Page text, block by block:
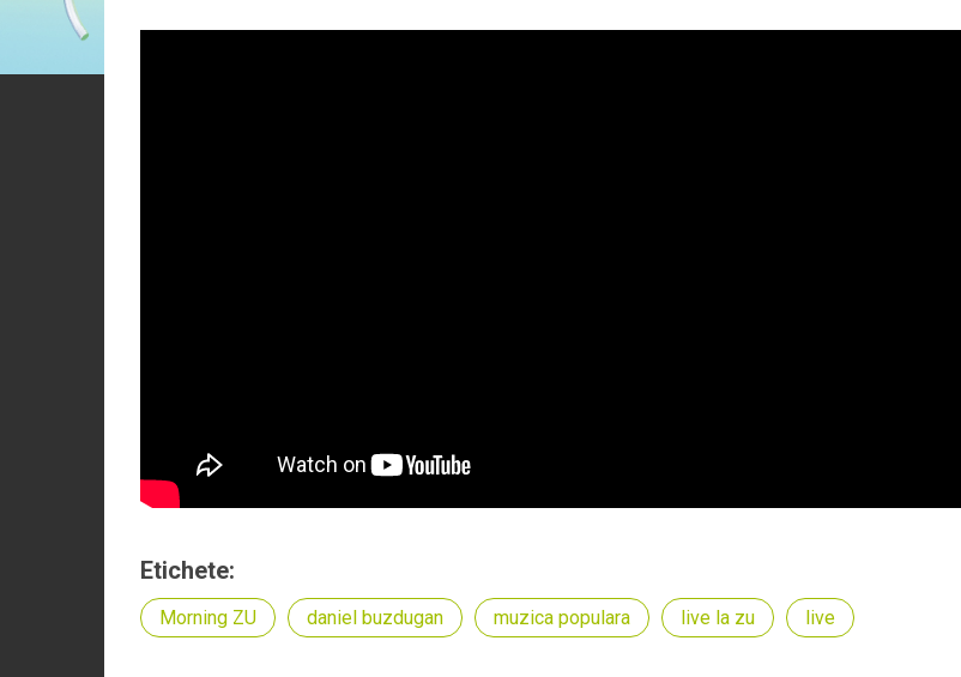
Etichete:
Morning ZU daniel buzdugan muzica populara live la zu live